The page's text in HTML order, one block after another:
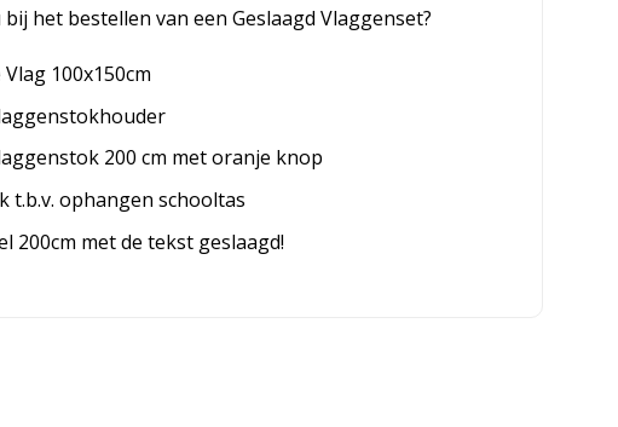
het bestellen van een Geslaagd Vlaggenset?
100x150cm
200 cm met oranje knop
t.b.v. ophangen schooltas
200cm met de tekst geslaagd!